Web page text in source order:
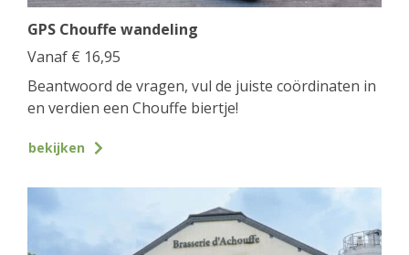
GPS Chouffe wandeling
Vanaf € 16,95
Beantwoord de vragen, vul de juiste coördinaten in
en verdien een Chouffe biertje!
bekijken